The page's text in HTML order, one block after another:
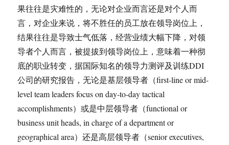
果往往是灾难性的，无论对企业而言还是对个人而
言，对企业来说，将不胜任的员工放在领导岗位上，
结果往往是导致士气低落，经营业绩大幅下降，对领
导者个人而言，被提拔到领导岗位上，意味着一种彻
底的职业转变，据国际知名的领导力测评及训练DDI
公司的研究报告，无论是基层领导者（first-line or mid-
level team leaders focus on day-to-day tactical
accomplishments）或是中层领导者（functional or
business unit heads, in charge of a department or
geographical area）还是高层领导者（senior executives,